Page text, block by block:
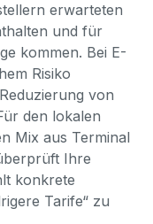
erwarteten
und für
kommen. Bei E-
Risiko
von
den lokalen
Mix aus Terminal
Ihre
konkrete
Tarife“ zu